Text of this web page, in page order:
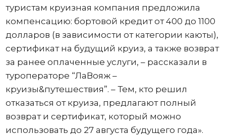
туристам круизная компания предложила
компенсацию: бортовой кредит от 400 до 1100
долларов (в зависимости от категории каюты),
сертификат на будущий круиз, а также возврат
за ранее оплаченные услуги, – рассказали в
туроператоре “ЛаВояж –
круизы&путешествия”. – Тем, кто решил
отказаться от круиза, предлагают полный
возврат и сертификат, который можно
использовать до 27 августа будущего года».